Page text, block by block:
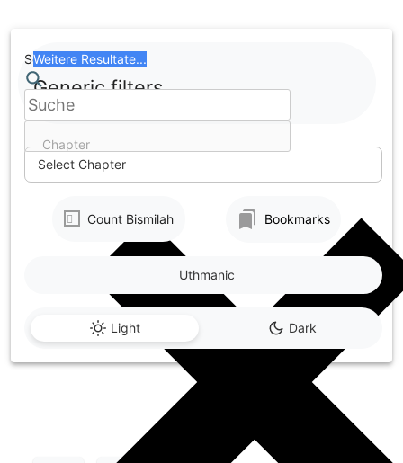
to
content
Chapter
Select Chapter
Search
Weitere Resultate...
Generic filters
Count Bismilah Bookmarks
Light Dark
Uthmanic